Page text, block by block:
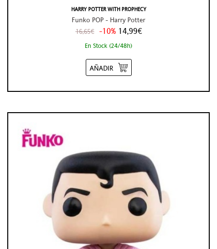
HARRY POTTER WITH PROPHECY
Funko POP - Harry Potter
16,65€ -10% 14,99€
En Stock (24/48h)
AÑADIR